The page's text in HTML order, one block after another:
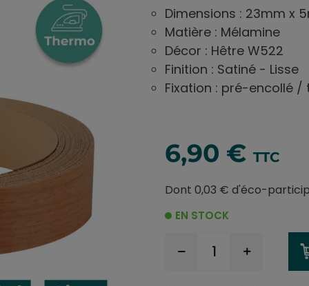
Dimensions : 23mm x
Matière : Mélamine
Décor : Hêtre W522
Finition : Satiné - Lisse
Fixation : pré-encollé
6,90 € TTC
Dont 0,03 € d'éco-
EN STOCK